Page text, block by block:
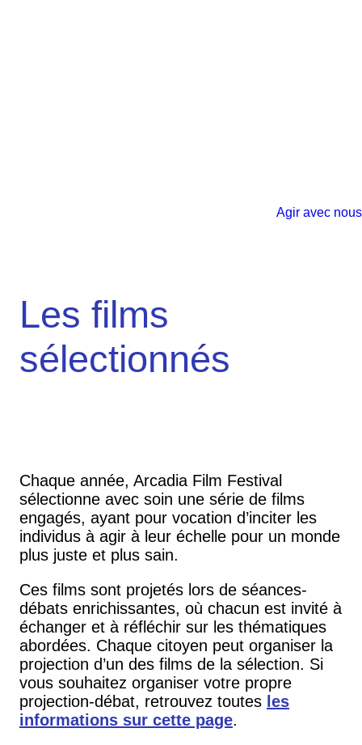
Agir avec nous
Les films
sélectionnés
Chaque année, Arcadia Film Festival
sélectionne avec soin une série de films
engagés, ayant pour vocation d’inciter les
individus à agir à leur échelle pour un monde
plus juste et plus sain.
Ces films sont projetés lors de séances-
débats enrichissantes, où chacun est invité à
échanger et à réfléchir sur les thématiques
abordées. Chaque citoyen peut organiser la
projection d’un des films de la sélection. Si
vous souhaitez organiser votre propre
projection-débat, retrouvez toutes les
informations sur cette page.